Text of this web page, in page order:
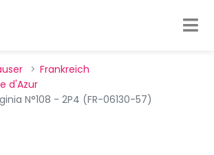
Frankreich
d'Azur
N°108 - 2P4 (FR-06130-57)